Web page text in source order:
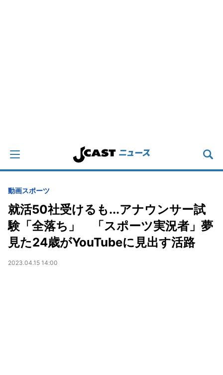
動画スポーツ
就活50社受けるも...アナウンサー試
験「全落ち」 「スポーツ実況者」夢
見た24歳がYouTubeに見出す活路
2023.04.15 14:00